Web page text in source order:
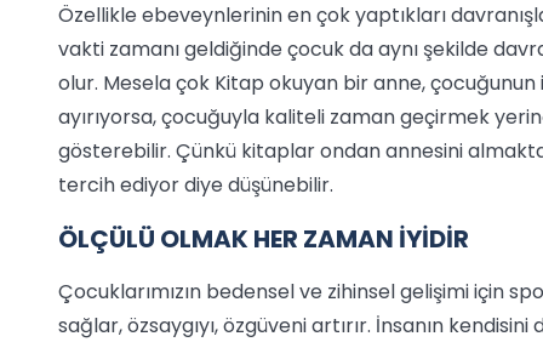
Özellikle ebeveynlerinin en çok yaptıkları
vakti zamanı geldiğinde çocuk da aynı şekilde
olur. Mesela çok Kitap okuyan bir anne,
ayırıyorsa, çocuğuyla kaliteli zaman geçirmek
gösterebilir. Çünkü kitaplar ondan annesini
tercih ediyor diye düşünebilir.
ÖLÇÜLÜ OLMAK HER ZAMAN İYİDİR
Çocuklarımızın bedensel ve zihinsel gelişimi için
sağlar, özsaygıyı, özgüveni artırır. İnsanın